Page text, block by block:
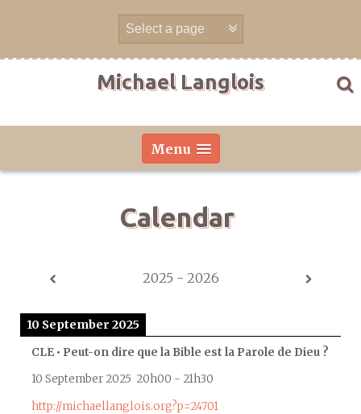
Michael Langlois
Menu
Calendar
2025 - 2026
10 September 2025
CLE • Peut-on dire que la Bible est la Parole de Dieu ?
10 September 2025 20h00 - 21h30
http://michaellanglois.org?p=24701